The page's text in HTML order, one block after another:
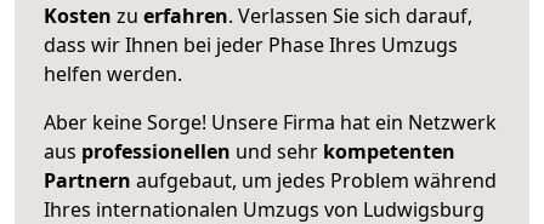
Kosten zu erfahren. Verlassen Sie sich darauf,
dass wir Ihnen bei jeder Phase Ihres Umzugs
helfen werden.
Aber keine Sorge! Unsere Firma hat ein Netzwerk
aus professionellen und sehr kompetenten
Partnern aufgebaut, um jedes Problem während
Ihres internationalen Umzugs von Ludwigsburg